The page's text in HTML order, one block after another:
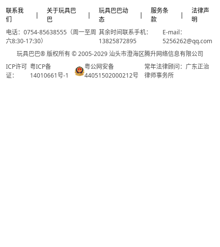
联系我
们
|
关于玩具巴
巴
|
玩具巴巴动
态
|
服务条
款
|
法律声
明
电话：0754-85638555（周一至周
六8:30-17:30）
其余时间联系手机：
13825872895
E-mail：
5256262@qq.com
玩具巴巴® 版权所有 © 2005-2029 汕头市澄海区腾升网络信息有限公司
ICP许可
证：
粤ICP备
14010661号-1
粤公网安备
44051502000212号
常年法律顾问：广东正治
律师事务所